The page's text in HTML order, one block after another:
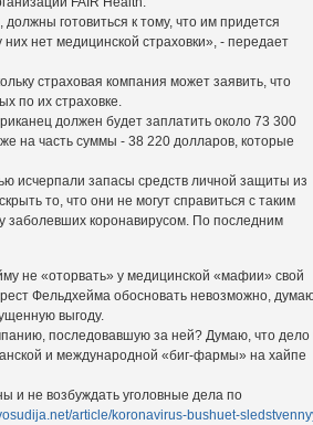
готовиться к тому, что им придется
нет медицинской страховки», - передает
страховая компания может заявить, что
по их страховке.
должен будет заплатить около 73 300
на часть суммы - 38 220 долларов, которые
исчерпали запасы средств личной защиты из
то, что они не могут справиться с таким
коронавирусом. По последним
не «оторвать» у медицинской «мафии» свой
Фельдхейма обосновать невозможно,
выгоду.
последовавшую за ней? Думаю, что дело
и международной «биг-фармы» на хайпе
и не возбуждать уголовные дела по
article/koronavirus-bushuet-